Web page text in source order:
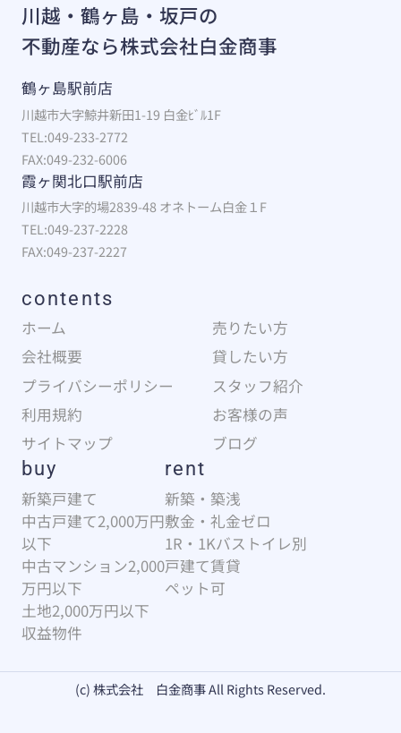
川越・鶴ヶ島・坂戸の
不動産なら株式会社白金商事
鶴ヶ島駅前店
川越市大字鯨井新田1-19 白金ﾋﾞﾙ1F
TEL:049-233-2772
FAX:049-232-6006
霞ヶ関北口駅前店
川越市大字的場2839-48 オネトーム白金１F
TEL:049-237-2228
FAX:049-237-2227
contents
ホーム
売りたい方
会社概要
貸したい方
プライバシーポリシー
スタッフ紹介
利用規約
お客様の声
サイトマップ
ブログ
buy
新築戸建て
中古戸建て2,000万円
以下
中古マンション2,000
万円以下
土地2,000万円以下
収益物件
rent
新築・築浅
敷金・礼金ゼロ
1R・1Kバストイレ別
戸建て賃貸
ペット可
(c) 株式会社 白金商事 All Rights Reserved.